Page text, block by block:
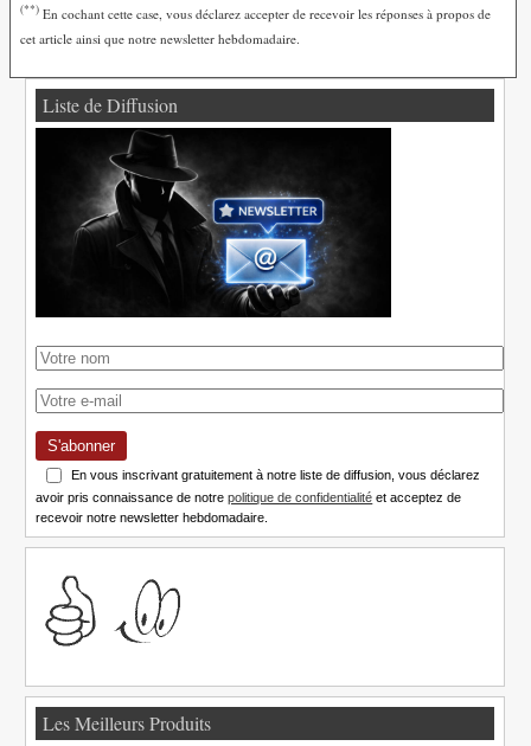
(**) En cochant cette case, vous déclarez accepter de recevoir les réponses à propos de
cet article ainsi que notre newsletter hebdomadaire.
Liste de Diffusion
S'abonner
En vous inscrivant gratuitement à notre liste de diffusion, vous déclarez
avoir pris connaissance de notrepolitique de confidentialité et acceptez de
recevoir notre newsletter hebdomadaire.
Les Meilleurs Produits